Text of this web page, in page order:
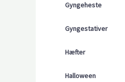
Gyngeheste
Gyngestativer
Hæfter
Halloween